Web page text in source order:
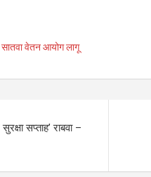
सातवा वेतन आयोग लागू
सप्ताह’ राबवा –